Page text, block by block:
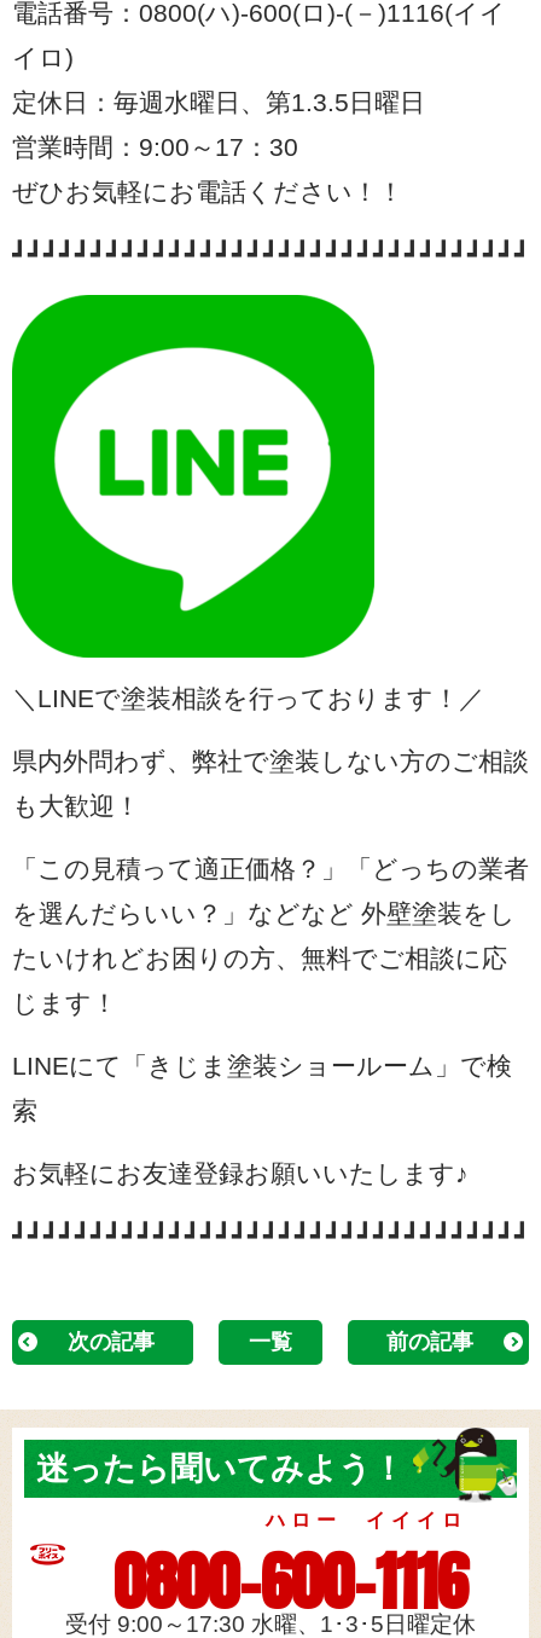
電話番号：0800(ハ)-600(ロ)-(－)1116(イイ
イロ)
定休日：毎週水曜日、第1.3.5日曜日
営業時間：9:00～17：30
ぜひお気軽にお電話ください！！
＼LINEで塗装相談を行っております！／
県内外問わず、弊社で塗装しない方のご相談
も大歓迎！
「この見積って適正価格？」「どっちの業者
を選んだらいい？」などなど 外壁塗装をし
たいけれどお困りの方、無料でご相談に応
じます！
LINEにて「きじま塗装ショールーム」で検
索
お気軽にお友達登録お願いいたします♪
次の記事 一覧 前の記事
迷ったら 聞いてみよう！
0800-600-1116
ハロー イイイロ
受付 9:00～17:30 水曜、1･3･5日曜定休